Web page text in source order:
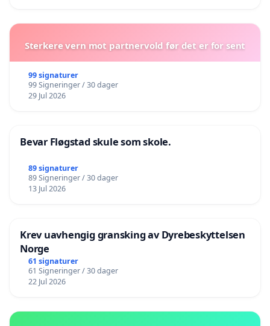
Sterkere vern mot partnervold før det er for sent
99 signaturer
99 Signeringer / 30 dager
29 Jul 2026
Bevar Fløgstad skule som skole.
89 signaturer
89 Signeringer / 30 dager
13 Jul 2026
Krev uavhengig gransking av Dyrebeskyttelsen
Norge
61 signaturer
61 Signeringer / 30 dager
22 Jul 2026